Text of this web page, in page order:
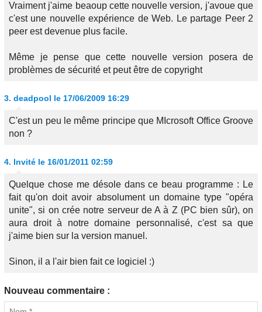
Vraiment j'aime beaoup cette nouvelle version, j'avoue que
c'est une nouvelle expérience de Web. Le partage Peer 2
peer est devenue plus facile.
Même je pense que cette nouvelle version posera de
problèmes de sécurité et peut être de copyright
3. deadpool le 17/06/2009 16:29
C'est un peu le même principe que MIcrosoft Office Groove
non ?
4. Invité le 16/01/2011 02:59
Quelque chose me désole dans ce beau programme : Le
fait qu'on doit avoir absolument un domaine type "opéra
unite", si on crée notre serveur de A à Z (PC bien sûr), on
aura droit à notre domaine personnalisé, c'est sa que
j'aime bien sur la version manuel.
Sinon, il a l'air bien fait ce logiciel :)
Nouveau commentaire :